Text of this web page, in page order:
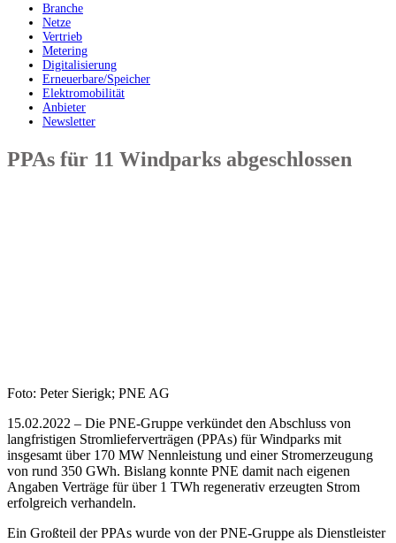
Branche
Netze
Vertrieb
Metering
Digitalisierung
Erneuerbare/Speicher
Elektromobilität
Anbieter
Newsletter
PPAs für 11 Windparks abgeschlossen
Foto: Peter Sierigk; PNE AG
15.02.2022 – Die PNE-Gruppe verkündet den Abschluss von
langfristigen Stromlieferverträgen (PPAs) für Windparks mit
insgesamt über 170 MW Nennleistung und einer Stromerzeugung
von rund 350 GWh. Bislang konnte PNE damit nach eigenen
Angaben Verträge für über 1 TWh regenerativ erzeugten Strom
erfolgreich verhandeln.
Ein Großteil der PPAs wurde von der PNE-Gruppe als Dienstleister